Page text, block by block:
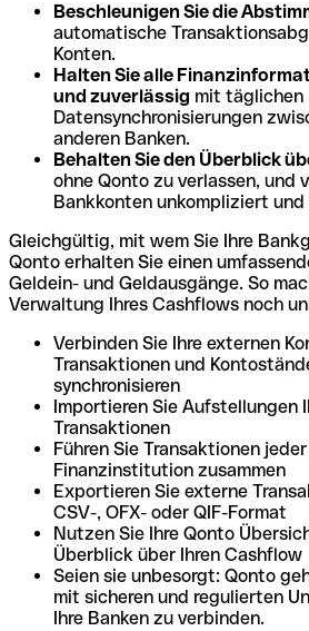
Beschleunigen Sie die
automatische
Konten.
Halten Sie alle
und zuverlässig mit täglichen
Datensynchronisierungen
anderen Banken.
Behalten Sie den Überblick
ohne Qonto zu verlassen, und
Bankkonten unkompliziert und
Gleichgültig, mit wem Sie Ihre
Qonto erhalten Sie einen
Geldein- und Geldausgänge. So
Verwaltung Ihres Cashflows noch
Verbinden Sie Ihre externen
Transaktionen und
synchronisieren
Importieren Sie
Transaktionen
Führen Sie Transaktionen
Finanzinstitution zusammen
Exportieren Sie externe
CSV-, OFX- oder QIF-Format
Nutzen Sie Ihre Qonto
Überblick über Ihren Cashflow
Seien sie unbesorgt: Qonto
mit sicheren und regulierten
Ihre Banken zu verbinden.